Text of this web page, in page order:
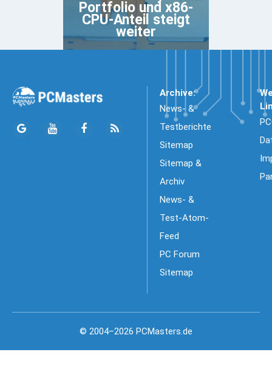
Portfolio und x86-
CPU-Anteil steigt
weiter
Archive:
News- &
Testberichte
Sitemap
Sitemap &
Archiv
News- &
Test-Atom-
Feed
PC Forum
Sitemap
© 2004–2026 PCMasters.de